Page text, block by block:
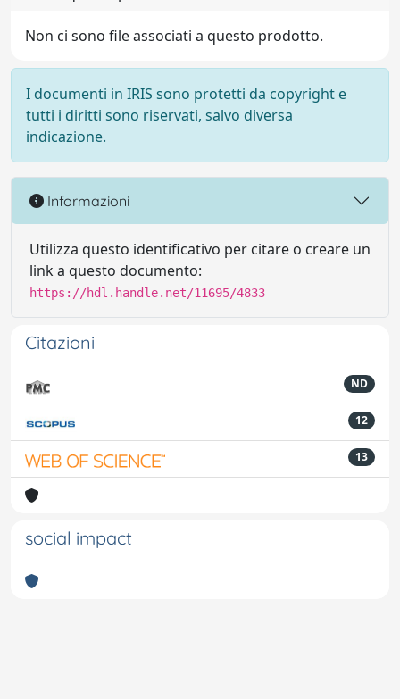
Non ci sono file associati a questo prodotto.
I documenti in IRIS sono protetti da copyright e
tutti i diritti sono riservati, salvo diversa
indicazione.
Informazioni
Utilizza questo identificativo per citare o creare un
link a questo documento:
https://hdl.handle.net/11695/4833
Citazioni
ND
12
13
social impact